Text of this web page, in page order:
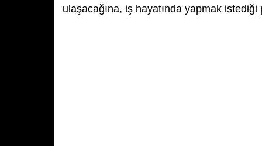
ulaşacağına, iş hayatında yapmak